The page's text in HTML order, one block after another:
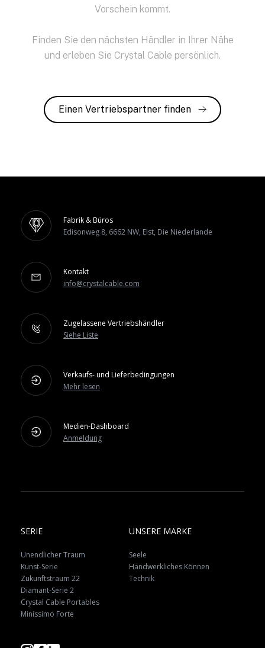
Vorschein kommt.
Finden Sie den nächsten Händler in Ihrer Nähe
und erleben Sie Crystal Cable persönlich.
Einen Vertriebspartner finden
Fabrik & Büros
Edisonweg 8, 6662 NW, Elst, Die Niederlande
Kontakt
info@crystalcable.com
Zugelassene Vertriebshändler
Siehe Liste
Verkaufs- und Lieferbedingungen
Mehr lesen
Medien-Dashboard
Anmeldung
SERIE
Unendlicher Traum
Kunst-Serie
Zukunftstraum 22
Diamant-Serie 2
Crystal Cable Portables
Minissimo Forte
UNSERE MARKE
Seele
Handwerkliches Können
Technik